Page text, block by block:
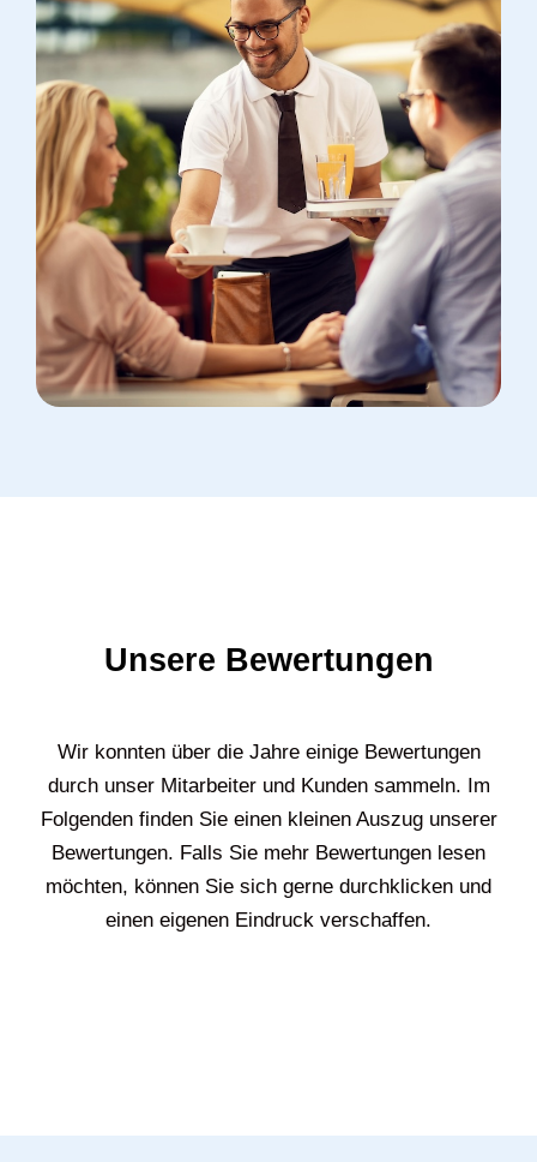
Unsere Bewertungen
Wir konnten über die Jahre einige Bewertungen
durch unser Mitarbeiter und Kunden sammeln. Im
Folgenden finden Sie einen kleinen Auszug unserer
Bewertungen. Falls Sie mehr Bewertungen lesen
möchten, können Sie sich gerne durchklicken und
einen eigenen Eindruck verschaffen.